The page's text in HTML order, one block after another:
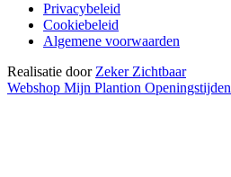
Privacybeleid
Cookiebeleid
Algemene voorwaarden
Realisatie door Zeker Zichtbaar
Webshop Mijn Plantion Openingstijden